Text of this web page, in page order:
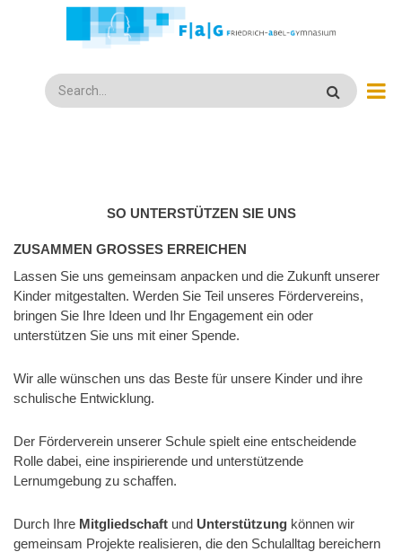
Search
SO UNTERSTÜTZEN SIE UNS
ZUSAMMEN GROSSES ERREICHEN
Lassen Sie uns gemeinsam anpacken und die Zukunft unserer
Kinder mitgestalten. Werden Sie Teil unseres Fördervereins,
bringen Sie Ihre Ideen und Ihr Engagement ein oder
unterstützen Sie uns mit einer Spende.
Wir alle wünschen uns das Beste für unsere Kinder und ihre
schulische Entwicklung.
Der Förderverein unserer Schule spielt eine entscheidende
Rolle dabei, eine inspirierende und unterstützende
Lernumgebung zu schaffen.
Durch Ihre Mitgliedschaft und Unterstützung können wir
gemeinsam Projekte realisieren, die den Schulalltag bereichern